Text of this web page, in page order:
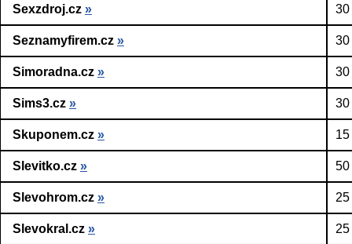
Sexzdroj.cz » 30
Seznamyfirem.cz » 30
Simoradna.cz » 30
Sims3.cz » 30
Skuponem.cz »
Slevitko.cz » 50
Slevohrom.cz »
Slevokral.cz »